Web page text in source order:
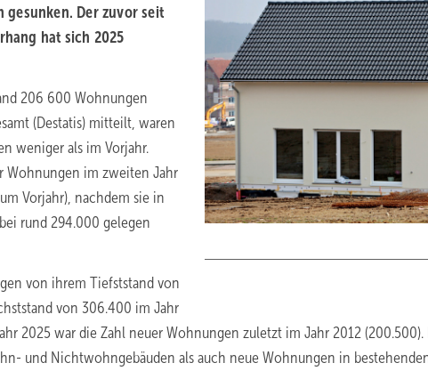
gesunken. Der zuvor seit
hat sich 2025
206 600 Wohnungen
(Destatis) mitteilt, waren
weniger als im Vorjahr.
Wohnungen im zweiten Jahr
Vorjahr), nachdem sie in
rund 294.000 gelegen
von ihrem Tiefststand von
von 306.400 im Jahr
2025 war die Zahl neuer Wohnungen zuletzt im Jahr 2012 (200.500).
und Nichtwohngebäuden als auch neue Wohnungen in